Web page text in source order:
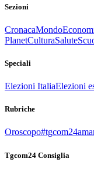
Sezioni
CronacaMondo
PlanetCulturaSalute
Speciali
Elezioni ItaliaElezioni
Rubriche
Oroscopo
Tgcom24 Consiglia